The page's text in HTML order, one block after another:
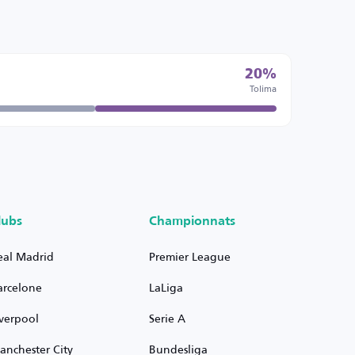
20%
Tolima
Madrid
City
Championnats
Premier League
LaLiga
Serie A
Bundesliga